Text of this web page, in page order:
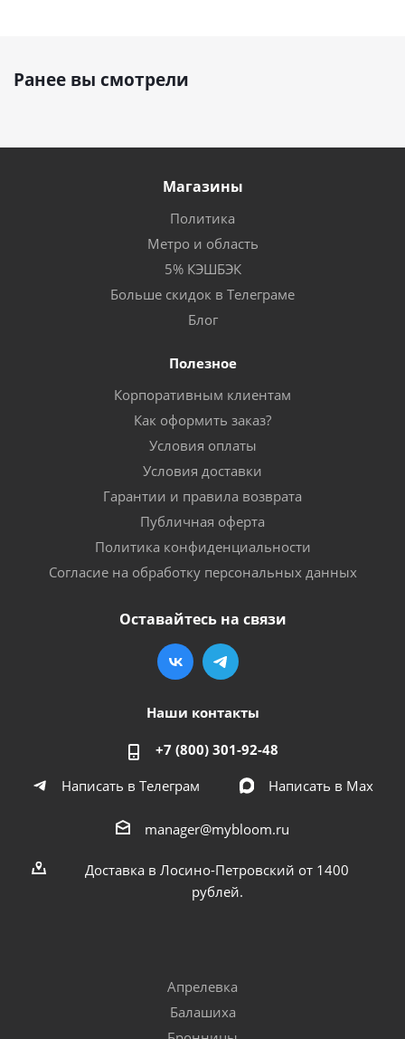
Ранее вы смотрели
Магазины
Политика
Метро и область
5% КЭШБЭК
Больше скидок в Телеграме
Блог
Полезное
Корпоративным клиентам
Как оформить заказ?
Условия оплаты
Условия доставки
Гарантии и правила возврата
Публичная оферта
Политика конфиденциальности
Согласие на обработку персональных данных
Оставайтесь на связи
Наши контакты
+7 (800) 301-92-48
Написать в Телеграм
Написать в Мах
manager@mybloom.ru
Доставка в Лосино-Петровский от 1400
рублей.
Апрелевка
Балашиха